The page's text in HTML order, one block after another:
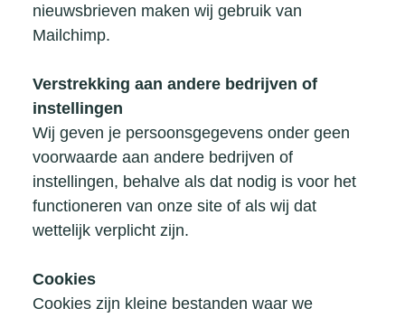
nieuwsbrieven maken wij gebruik van
Mailchimp.
Verstrekking aan andere bedrijven of
instellingen
Wij geven je persoonsgegevens onder geen
voorwaarde aan andere bedrijven of
instellingen, behalve als dat nodig is voor het
functioneren van onze site of als wij dat
wettelijk verplicht zijn.
Cookies
Cookies zijn kleine bestanden waar we